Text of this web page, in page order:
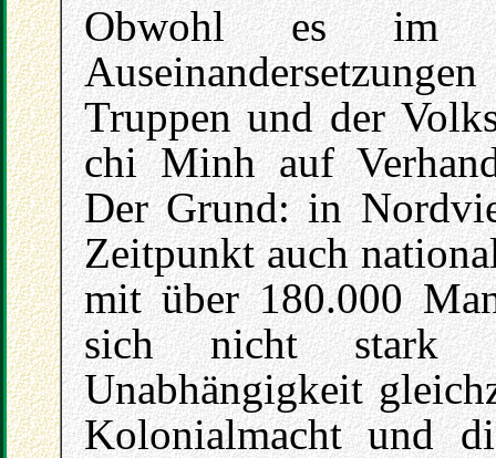
Obwohl es im
Truppen und der
chi Minh auf
Der Grund: in
Zeitpunkt auch
mit über 180.000
sich nicht stark
Unabhängigkeit
Kolonialmacht und